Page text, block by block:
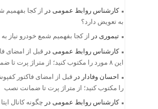
کارشناس روابط عمومی در
از کجا بفهمیم
به تعویض دارد؟
تیموری در
از کجا بفهمیم شمع خودرو نیاز
کارشناس روابط عمومی در قبل از امضای
این ۸ مورد را مکتوب کنید؛ از متراژ پرت تا ضمانت نصب
احسان وفادار در
را مکتوب کنید؛ از متراژ پرت تا ضمانت نصب
کارشناس روابط عمومی در چگونه کانال